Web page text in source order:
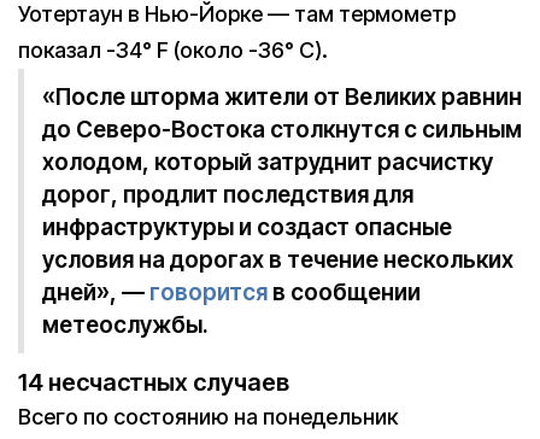
Уотертаун в Нью-Йорке — там термометр
показал -34° F (около -36° C).
«После шторма жители от Великих равнин
до Северо-Востока столкнутся с сильным
холодом, который затруднит расчистку
дорог, продлит последствия для
инфраструктуры и создаст опасные
условия на дорогах в течение нескольких
дней», — говорится в сообщении
метеослужбы.
14 несчастных случаев
Всего по состоянию на понедельник